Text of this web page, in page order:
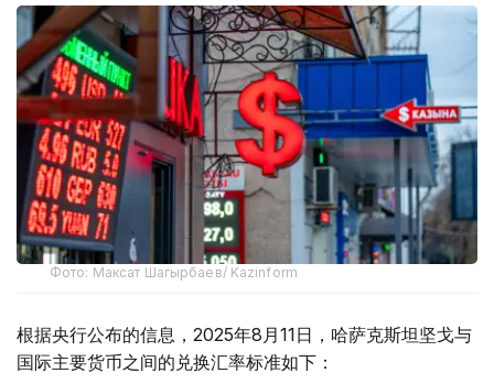
Фото: Максат Шагырбаев/ Kazinform
根据央行公布的信息，2025年8月11日，哈萨克斯坦坚戈与
国际主要货币之间的兑换汇率标准如下：